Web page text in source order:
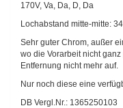
170V, Va, Da, D, Da
Lochabstand mitte-mitte:
Sehr guter Chrom, außer
wo die Vorarbeit nicht
Entfernung nicht mehr auf.
Nur noch diese eine
DB Vergl.Nr.: 1365250103